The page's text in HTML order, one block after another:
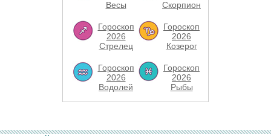
Весы
Скорпион
Гороскоп
2026
Стрелец
Гороскоп
2026
Козерог
Гороскоп
2026
Водолей
Гороскоп
2026
Рыбы